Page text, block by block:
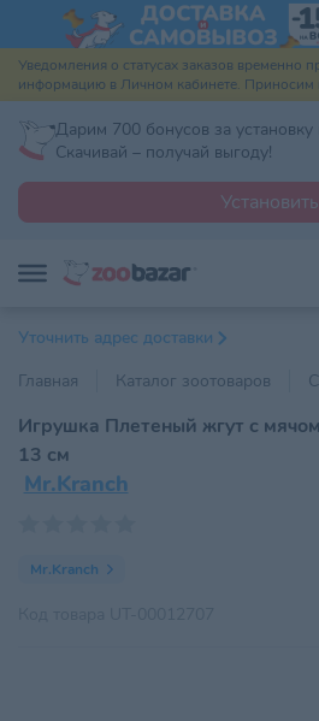
Уведомления о статусах заказов временно
информацию в Личном кабинете. Приносим
Дарим 700 бонусов за
Скачивай – получай выгоду!
Установить
Уточнить адрес доставки
Главная
Каталог зоотоваров
Игрушка Плетеный жгут с
13 см
Mr.Kranch
Mr.Kranch